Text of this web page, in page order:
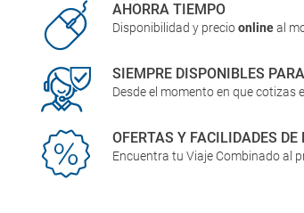
AHORRA TIEMPO
Disponibilidad y precioonlineal
SIEMPRE DISPONIBLES
Desde el momento en que
OFERTAS Y FACILIDADES DE
Encuentra tu Viaje Combinado al